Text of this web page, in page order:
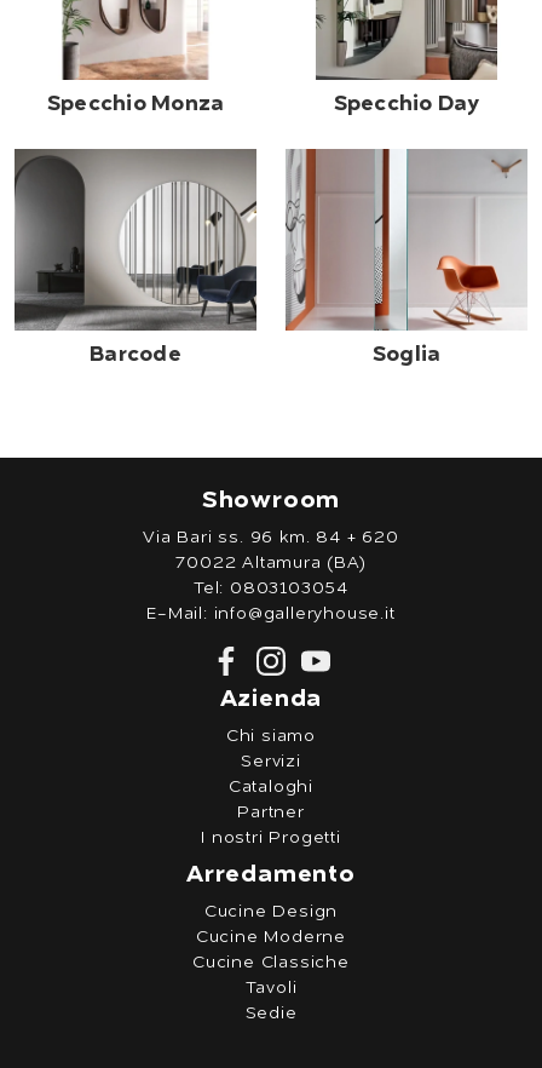
Specchio Monza Specchio Day
Barcode Soglia
Showroom
Via Bari ss. 96 km. 84 + 620
70022 Altamura (BA)
Tel: 0803103054
E-Mail: info@galleryhouse.it
Azienda
Chi siamo
Servizi
Cataloghi
Partner
I nostri Progetti
Arredamento
Cucine Design
Cucine Moderne
Cucine Classiche
Tavoli
Sedie